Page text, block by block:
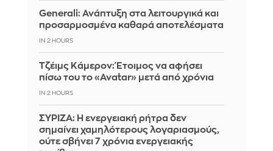
Generali: Ανάπτυξη στα λειτουργικά και
προσαρμοσμένα καθαρά αποτελέσματα
IN 2 HOURS
Τζέιμς Κάμερον: Έτοιμος να αφήσει
πίσω του το «Avatar» μετά από χρόνια
IN 2 HOURS
ΣΥΡΙΖΑ: Η ενεργειακή ρήτρα δεν
σημαίνει χαμηλότερους λογαριασμούς,
ούτε σβήνει 7 χρόνια ενεργειακής